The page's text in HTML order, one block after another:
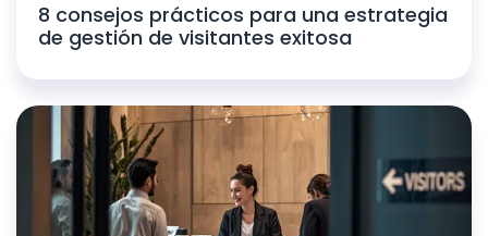
8 consejos prácticos para una estrategia
de gestión de visitantes exitosa